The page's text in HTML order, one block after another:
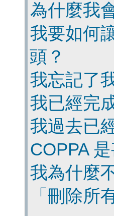
為什麼我
我要如何
頭？
我忘記了
我已經完
我過去已
COPPA
我為什麼
「刪除所